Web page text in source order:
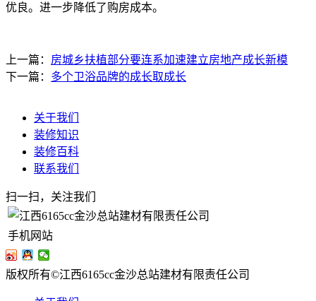
优良。进一步降低了购房成本。
上一篇： 房城乡扶植部分要连系加速建立房地产成长新模
下一篇： 多个卫浴品牌的成长取成长
关于我们
装修知识
装修百科
联系我们
扫一扫，关注我们
手机网站
版权所有©江西6165cc金沙总站建材有限责任公司